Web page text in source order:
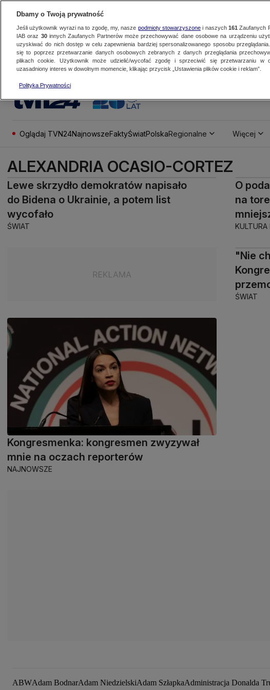
Oglądaj TVN24NajnowszeFaktyŚwiatPolskaRegionalne Więcej
ALEXANDRIA OCASIO-CORTEZ
Lewe skrzydło demokratów napisało
do Bidena o Ukrainie, a potem list
wycofało
ŚWIAT
O
na
KULTURA
"Nie
ŚWIAT
Kongresmenka: kongresmen zwyzywał
mnie na oczach reporterów
NAJNOWSZE
ABWAdam BodnarAdam NiedzielskiAdam SzłapkaAdministracja Donalda
Dbamy o Twoją prywatność
Jeśli użytkownik wyrazi na to zgodę, my, nasze podmioty stowarzyszonei naszych 161 Zaufanych
IAB oraz 30innych Zaufanych Partnerów może przechowywać dane osobowe na urządzeniu
uzyskiwać do nich dostęp w celu zapewnienia bardziej spersonalizowanego sposobu
się to poprzez przetwarzanie danych osobowych zebranych z danych przeglądania
plikach cookie. Użytkownik może udzielić/wycofać zgodę i sprzeciwić się przetwarzaniu w
uzasadniony interes w dowolnym momencie, klikając przycisk „Ustawienia plików cookie i reklam”.
Polityka Prywatności